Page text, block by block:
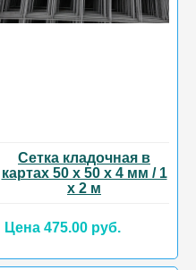
Сетка кладочная в
картах 50 х 50 х 4 мм / 1
х 2 м
Цена 475.00 руб.